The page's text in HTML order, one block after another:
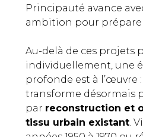
Principauté avance
ambition pour
Au-delà de ces projets
individuellement, une
profonde est à l’œuvre
transforme désormais
par reconstruction et
tissu urbain existant.